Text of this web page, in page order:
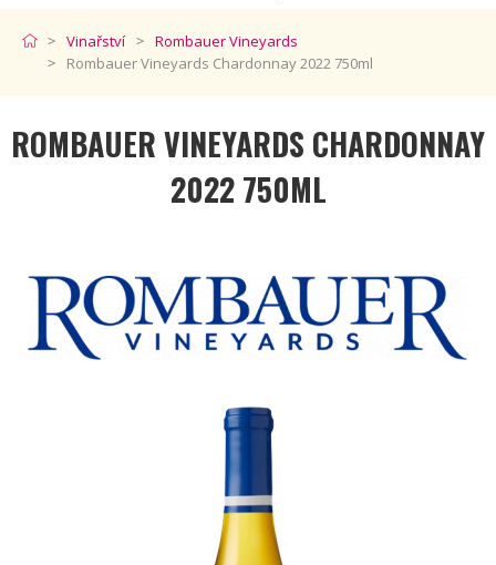
Vinařství
Rombauer Vineyards
Rombauer Vineyards Chardonnay 2022 750ml
ROMBAUER VINEYARDS CHARDONNAY
2022 750ML